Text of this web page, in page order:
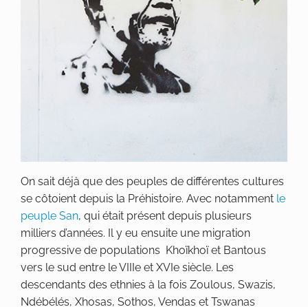
On sait déjà que des peuples de différentes cultures
se côtoient depuis la Préhistoire. Avec notamment le
peuple San, qui était présent depuis plusieurs
milliers d’années. Il y eu ensuite une migration
progressive de populations Khoïkhoï et Bantous
vers le sud entre le VIIIe et XVIe siècle. Les
descendants des ethnies à la fois Zoulous, Swazis,
Ndébélés, Xhosas, Sothos, Vendas et Tswanas